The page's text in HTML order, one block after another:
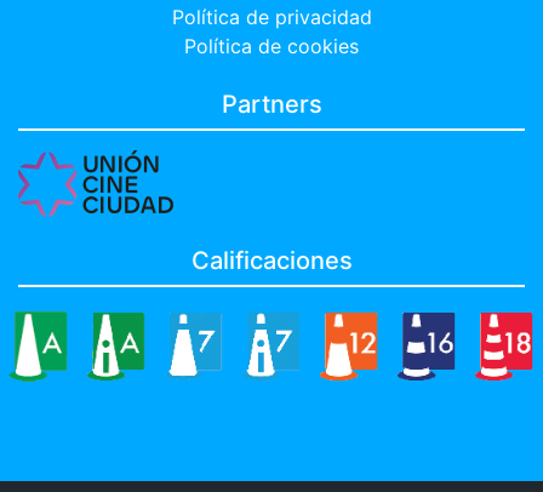
Política de privacidad
Política de cookies
Partners
Calificaciones